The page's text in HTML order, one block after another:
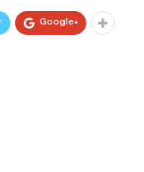
Google+